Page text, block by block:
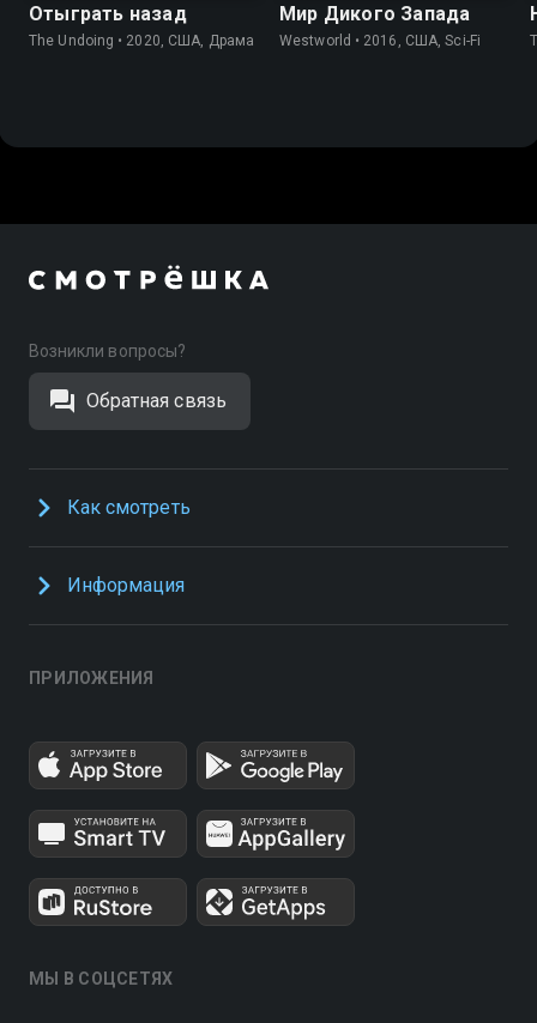
Отыграть назад
The Undoing • 2020, США, Драма
Мир Дикого Запада
Westworld • 2016, США, Sci-Fi
Возникли вопросы?
Обратная связь
Как смотреть
Информация
ПРИЛОЖЕНИЯ
МЫ В СОЦСЕТЯХ